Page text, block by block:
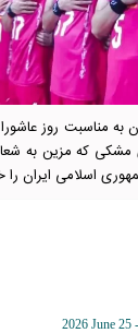
به مناسبت روز
که مزین به
اسلامی ایران را
2026 June 25